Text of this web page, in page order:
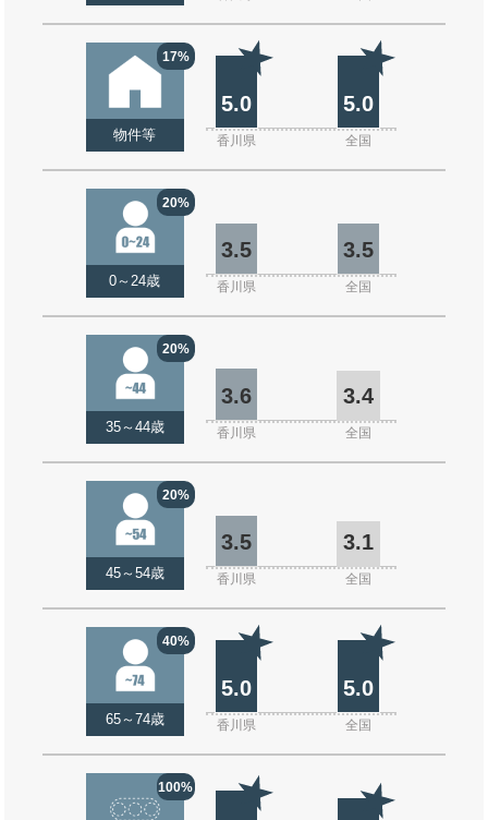
17%
物件等
5.0 5.0
香川県 全国
20%
0～24歳
3.5 3.5
香川県 全国
20%
35～44歳
3.6 3.4
香川県 全国
20%
45～54歳
3.5 3.1
香川県 全国
40%
65～74歳
5.0 5.0
香川県 全国
100%